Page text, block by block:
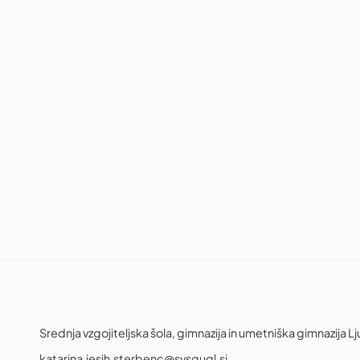
Srednja vzgojiteljska šola, gimnazija in umetniška gimnazija